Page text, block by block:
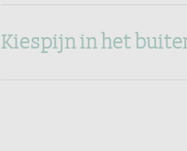
Kiespijn in het